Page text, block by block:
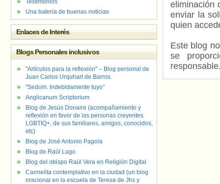
eliminación
enviar la
quien
Este blog
se
Testimonios
Una batería de buenas noticias
Enlaces de Interés
Blogs Personales inclusivos
"Artículos para la reflexión" – Blog personal de
Juan Carlos Urquhart de Barros.
"Sedom. Indebidamente tuyo"
Anglicanum Scriptorium
Blog de Jesús Donaire (acompañamiento y
reflexión en favor de las personas creyentes
LGBTIQ+, de sus familiares, amigos, conocidos,
etc)
Blog de José Antonio Pagola
Blog de Raúl Lugo
Blog del obispo Raúl Vera en Religión Digital
Carmelita contemplativo en la ciudad (un blog
oracional en la escuela de Teresa de Jhs y